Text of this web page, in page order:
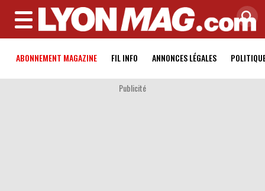
MENU
ABONNEMENT MAGAZINE FIL INFO ANNONCES LÉGALES
Publicité